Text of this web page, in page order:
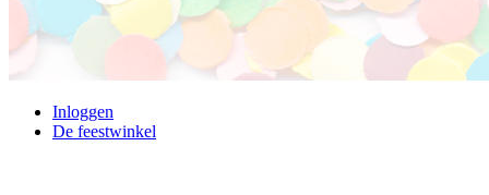
Inloggen
De feestwinkel